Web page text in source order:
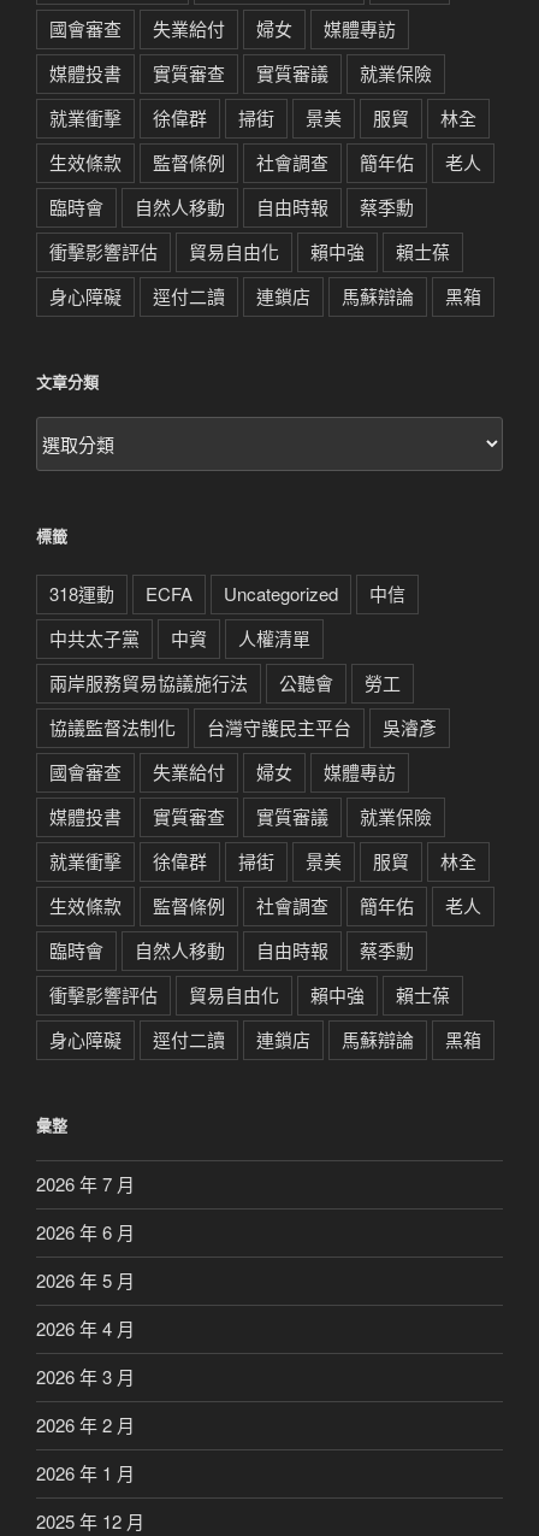
國會審查 失業給付 婦女
媒體專訪
媒體投書
實質審查 實質審議
就業保險
就業衝擊
徐偉群 掃街 景美 服貿
林全
生效條款
監督條例 社會調查 簡年佑
老人
臨時會
自然人移動 自由時報
蔡季勳
衝擊影響評估
貿易自由化 賴中強
賴士葆
身心障礙
逕付二讀 連鎖店 馬蘇辯論 黑箱
文章分類
文
章
標籤
318運動 ECFA Uncategorized
中信
中共太子黨
中資
人權清單
兩岸服務貿易協議施行法
公聽會
勞工
協議監督法制化
台灣守護民主平台
吳濬彥
國會審查
失業給付 婦女
媒體專訪
媒體投書
實質審查 實質審議
就業保險
就業衝擊
徐偉群 掃街 景美 服貿
林全
生效條款
監督條例 社會調查 簡年佑
老人
臨時會
自然人移動 自由時報
蔡季勳
衝擊影響評估
貿易自由化 賴中強
賴士葆
身心障礙
逕付二讀 連鎖店 馬蘇辯論 黑箱
彙整
2026 年 7 月
2026 年 6 月
2026 年 5 月
2026 年 4 月
2026 年 3 月
2026 年 2 月
2026 年 1 月
2025 年 12 月